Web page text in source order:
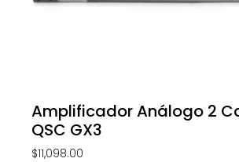
Amplificador Análogo 2
QSC GX3
$11,098.00